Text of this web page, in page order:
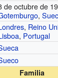
de octubre de
,
, Reino
, Portugal
Familia